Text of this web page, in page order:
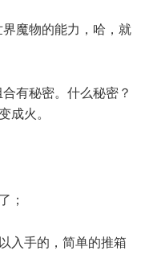
魔物的能力，哈，就
有秘密。什么秘密？
成火。
；
入手的，简单的推箱